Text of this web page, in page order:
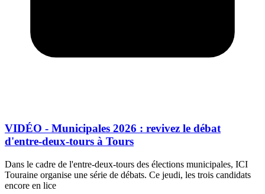
VIDÉO - Municipales 2026 : revivez le débat
d'entre-deux-tours à Tours
Dans le cadre de l'entre-deux-tours des élections municipales, ICI
Touraine organise une série de débats. Ce jeudi, les trois candidats
encore en lice